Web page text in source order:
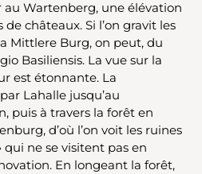
Wartenberg, une élévation
châteaux. Si l’on gravit les
Mittlere Burg, on peut, du
Basiliensis. La vue sur la
est étonnante. La
Lahalle jusqu’au
puis à travers la forêt en
d’où l’on voit les ruines
ne se visitent pas en
En longeant la forêt,